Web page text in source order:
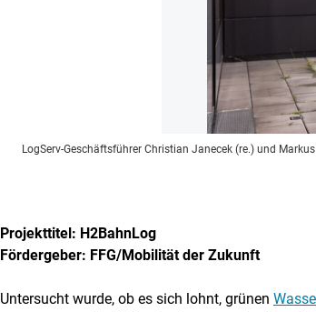
LogServ-Geschäftsführer Christian Janecek (re.) und
Projekttitel: H2BahnLog
Fördergeber: FFG/Mobilität der Zukunft
Untersucht wurde, ob es sich lohnt, grünen